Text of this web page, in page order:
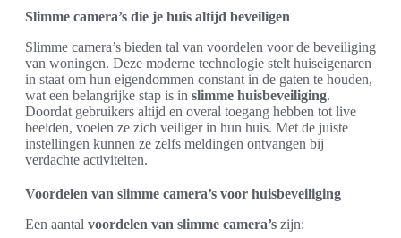
Slimme camera’s die je huis altijd beveiligen
Slimme camera’s bieden tal van voordelen voor de beveiliging
van woningen. Deze moderne technologie stelt huiseigenaren
in staat om hun eigendommen constant in de gaten te houden,
wat een belangrijke stap is in slimme huisbeveiliging.
Doordat gebruikers altijd en overal toegang hebben tot live
beelden, voelen ze zich veiliger in hun huis. Met de juiste
instellingen kunnen ze zelfs meldingen ontvangen bij
verdachte activiteiten.
Voordelen van slimme camera’s voor huisbeveiliging
Een aantal voordelen van slimme camera’s zijn: